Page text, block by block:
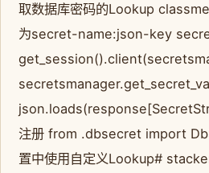
取数据库密码的Lookup
为secret-name:json-key
注册 from .dbsecret import
置中使用自定义Lookup#